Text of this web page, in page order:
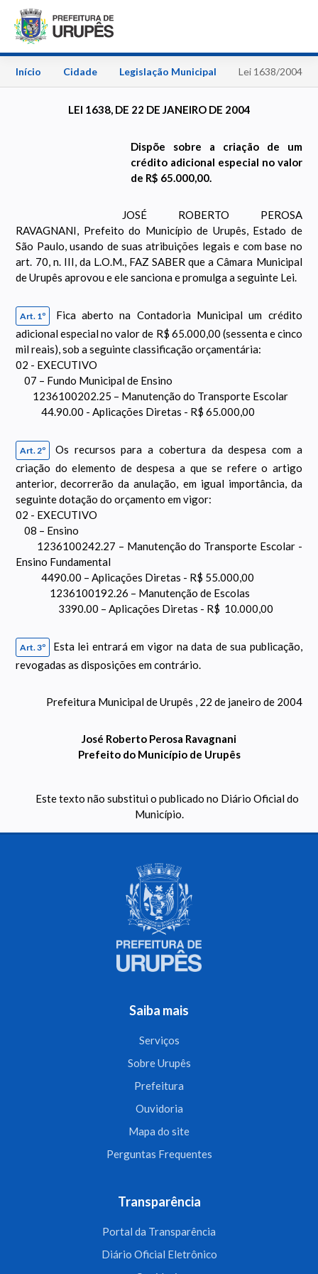
Início Cidade Legislação Municipal Lei 1638/2004
LEI 1638, DE 22 DE JANEIRO DE 2004
Dispõe sobre a criação de um
crédito adicional especial no valor
de R$ 65.000,00.
JOSÉ ROBERTO PEROSA
RAVAGNANI, Prefeito do Município de Urupês, Estado de
São Paulo, usando de suas atribuições legais e com base no
art. 70, n. III, da L.O.M., FAZ SABER que a Câmara Municipal
de Urupês aprovou e ele sanciona e promulga a seguinte Lei.
Art. 1º
Fica aberto na Contadoria Municipal um crédito
adicional especial no valor de R$ 65.000,00 (sessenta e cinco
mil reais), sob a seguinte classificação orçamentária:
02 - EXECUTIVO
07 – Fundo Municipal de Ensino
1236100202.25 – Manutenção do Transporte Escolar
44.90.00 - Aplicações Diretas - R$ 65.000,00
Art. 2º
Os recursos para a cobertura da despesa com a
criação do elemento de despesa a que se refere o artigo
anterior, decorrerão da anulação, em igual importância, da
seguinte dotação do orçamento em vigor:
02 - EXECUTIVO
08 – Ensino
1236100242.27 – Manutenção do Transporte Escolar -
Ensino Fundamental
4490.00 – Aplicações Diretas - R$ 55.000,00
1236100192.26 – Manutenção de Escolas
3390.00 – Aplicações Diretas - R$ 10.000,00
Art. 3º
Esta lei entrará em vigor na data de sua publicação,
revogadas as disposições em contrário.
Prefeitura Municipal de Urupês , 22 de janeiro de 2004
José Roberto Perosa Ravagnani
Prefeito do Município de Urupês
Este texto não substitui o publicado no Diário Oficial do
Município.
Saiba mais
Serviços
Sobre Urupês
Prefeitura
Ouvidoria
Mapa do site
Perguntas Frequentes
Transparência
Portal da Transparência
Diário Oficial Eletrônico